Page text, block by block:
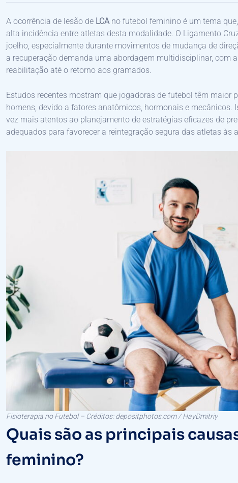
A ocorrência de lesão de LCA no futebol feminino é um tema
alta incidência entre atletas desta modalidade. O Ligamento
joelho, especialmente durante movimentos de mudança de
a recuperação demanda uma abordagem multidisciplinar, com
reabilitação até o retorno aos gramados.
Estudos recentes mostram que jogadoras de futebol têm maior
homens, devido a fatores anatômicos, hormonais e
vez mais atentos ao planejamento de estratégias eficazes de
adequados para favorecer a reintegração segura das atletas às
Fisioterapia no Futebol – Créditos: depositphotos.com / HayDmitriy
Quais são as principais
feminino?